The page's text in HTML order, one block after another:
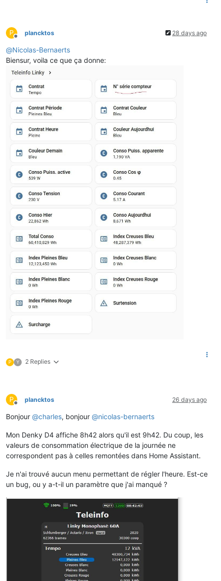
P
Offline
plancktos 28 days ago
@Nicolas-Bernaerts
Biensur, voila ce que ça donne:
P Y 2 Replies
P
Offline
plancktos 26 days ago
Bonjour @charles, bonjour @nicolas-bernaerts
Mon Denky D4 affiche 8h42 alors qu'il est 9h42. Du coup, les
valeurs de consommation électrique de la journée ne
correspondent pas à celles remontées dans Home Assistant.
Je n'ai trouvé aucun menu permettant de régler l'heure. Est-ce
un bug, ou y a-t-il un paramètre que j'ai manqué ?